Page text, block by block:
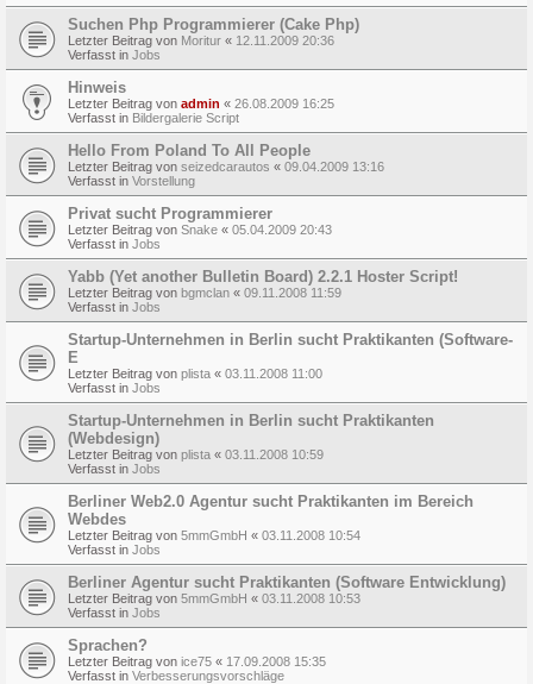
Suchen Php Programmierer (Cake Php)
Letzter Beitrag von Moritur « 12.11.2009 20:36
Verfasst in Jobs
Hinweis
Letzter Beitrag von admin « 26.08.2009 16:25
Verfasst in Bildergalerie Script
Hello From Poland To All People
Letzter Beitrag von seizedcarautos « 09.04.2009 13:16
Verfasst in Vorstellung
Privat sucht Programmierer
Letzter Beitrag von Snake « 05.04.2009 20:43
Verfasst in Jobs
Yabb (Yet another Bulletin Board) 2.2.1 Hoster Script!
Letzter Beitrag von bgmclan « 09.11.2008 11:59
Verfasst in Jobs
Startup-Unternehmen in Berlin sucht Praktikanten (Software-
E
Letzter Beitrag von plista « 03.11.2008 11:00
Verfasst in Jobs
Startup-Unternehmen in Berlin sucht Praktikanten
(Webdesign)
Letzter Beitrag von plista « 03.11.2008 10:59
Verfasst in Jobs
Berliner Web2.0 Agentur sucht Praktikanten im Bereich
Webdes
Letzter Beitrag von 5mmGmbH « 03.11.2008 10:54
Verfasst in Jobs
Berliner Agentur sucht Praktikanten (Software Entwicklung)
Letzter Beitrag von 5mmGmbH « 03.11.2008 10:53
Verfasst in Jobs
Sprachen?
Letzter Beitrag von ice75 « 17.09.2008 15:35
Verfasst in Verbesserungsvorschläge